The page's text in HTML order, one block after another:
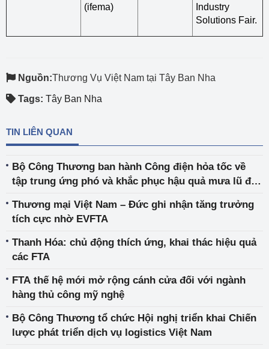
(ifema)
Industry
Solutions Fair.
Nguồn:Thương Vụ Việt Nam tại Tây Ban Nha
Tags: Tây Ban Nha
TIN LIÊN QUAN
Bộ Công Thương ban hành Công điện hỏa tốc về
tập trung ứng phó và khắc phục hậu quả mưa lũ đặc
Đồng
Thương mại Việt Nam – Đức ghi nhận tăng trưởng
tích cực nhờ EVFTA
Thanh Hóa: chủ động thích ứng, khai thác hiệu quả
các FTA
FTA thế hệ mới mở rộng cánh cửa đối với ngành
hàng thủ công mỹ nghệ
Bộ Công Thương tổ chức Hội nghị triển khai Chiến
lược phát triển dịch vụ logistics Việt Nam